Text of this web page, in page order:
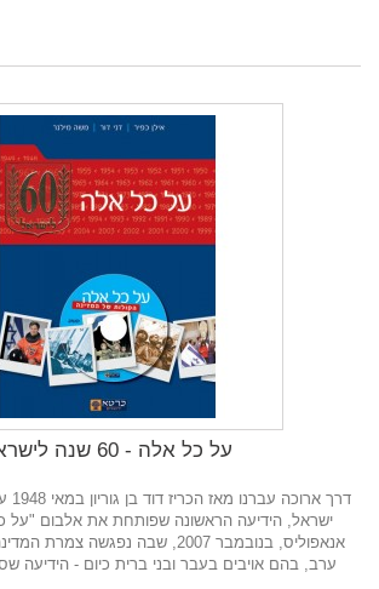
על כל אלה - 60 שנה לישראל
דרך
ישראל, הידיעה הראשונה שפותחת את אלבום "על
אנאפוליס, בנובמבר 2007, שבה נפגשה
ערב, בהם אויבים בעבר ובני ברית כיום - הידיעה